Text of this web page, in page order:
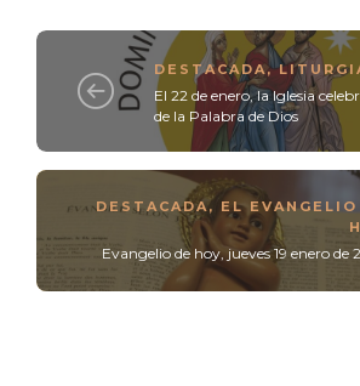
DESTACADA,
El 22 de enero, la Iglesia
de la Palabra de Dios
DESTACADA, EL EVANGELIO
Evangelio de hoy, jueves 19 enero de